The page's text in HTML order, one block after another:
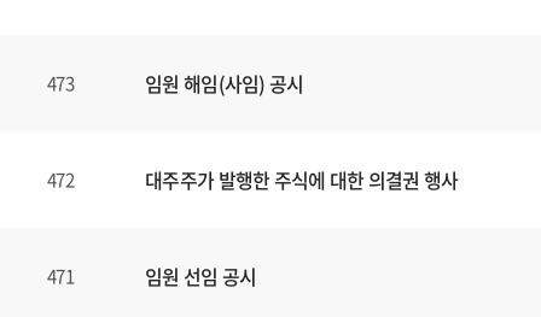
473 임원 해임(사임) 공시
472 대주주가 발행한 주식에 대한 의결권 행사
471 임원 선임 공시